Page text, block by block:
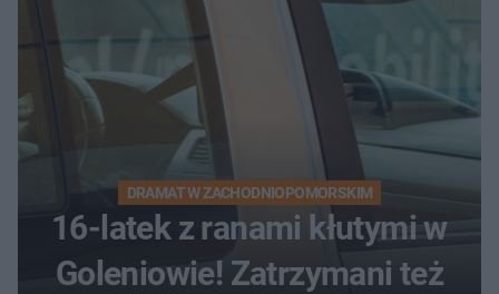
DRAMAT W ZACHODNIOPOMORSKIM
16-latek z ranami kłutymi w
Goleniowie! Zatrzymani też